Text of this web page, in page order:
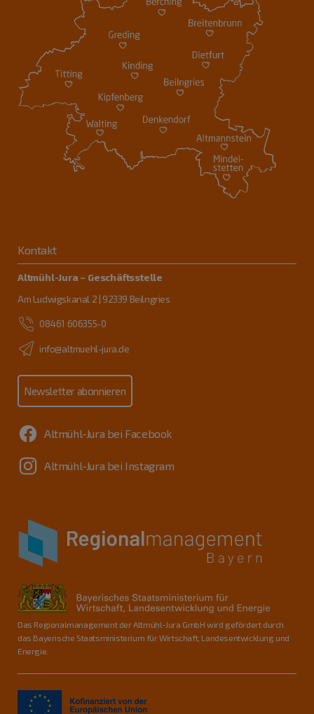
Kontakt
Altmühl-Jura – Geschäftsstelle
Am Ludwigskanal 2 | 92339 Beilngries
08461 606355-0
info@altmuehl-jura.de
Newsletter abonnieren
Altmühl-Jura bei Facebook
Altmühl-Jura bei Instagram
Das Regionalmanagement der Altmühl-Jura GmbH wird gefördert durch
das Bayerische Staatsministerium für Wirtschaft, Landesentwicklung und
Energie.